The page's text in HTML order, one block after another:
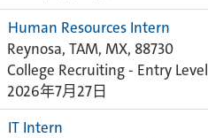
Human Resources Intern
Reynosa, TAM, MX, 88730
College Recruiting - Entry Level
2026年7月27日
IT Intern